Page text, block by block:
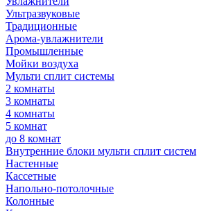
Ультразвуковые
Традиционные
Арома-увлажнители
Промышленные
Мойки воздуха
Мульти сплит системы
2 комнаты
3 комнаты
4 комнаты
5 комнат
до 8 комнат
Внутренние блоки мульти сплит систем
Настенные
Кассетные
Напольно-потолочные
Колонные